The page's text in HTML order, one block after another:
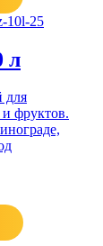
л
для
фруктов.